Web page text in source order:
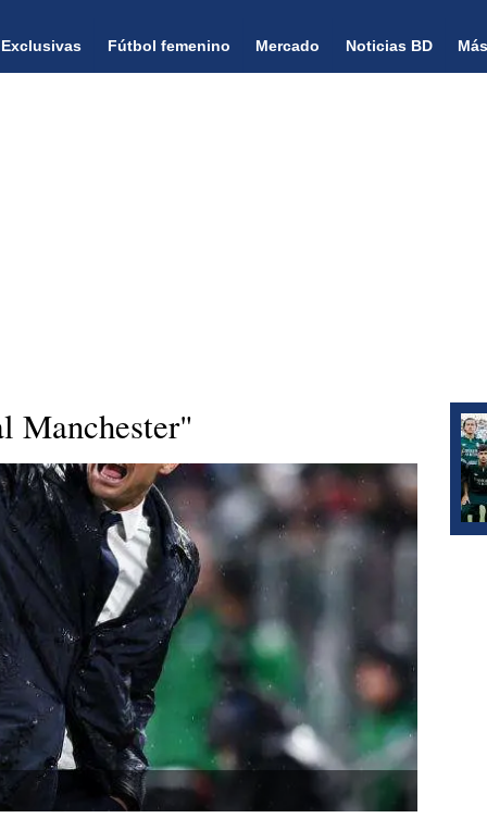
Exclusivas Fútbol femenino Mercado Noticias BD
Manchester"